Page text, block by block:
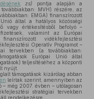
zs) pontja alapján a
MVH) részére, az
EMGA) finanszírozott
által a hatályos közösségi
vagy értékesítésből befolyó –
valamint az Európai
vidékfejlesztési
Operatív Programot –
tervekben (a továbbiakban:
Európai Unió által
teljesítéséhez a központi
nyújt.
támogatások kizárólag abban
leírtak szerint, amennyiben az
még 2007. évben – utólagosan
stratégiai tervekben
rendelkezésre.